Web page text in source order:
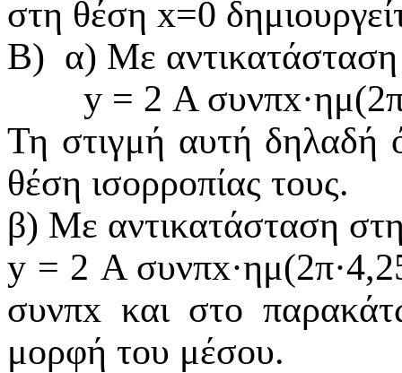
στη θέση x=0
Β) α) Με
y= 2 Α συνπx·ημ
Τη στιγμή αυτή δηλαδή
θέση ισορροπίας τους.
β) Με αντικατάσταση
y = 2 Α συνπx·ημ(2π·
συνπx και στο
μορφή του μέσου.